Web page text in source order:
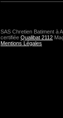
SAS Chretien Batiment à
certifiée Qualibat 2112
Mentions Légales